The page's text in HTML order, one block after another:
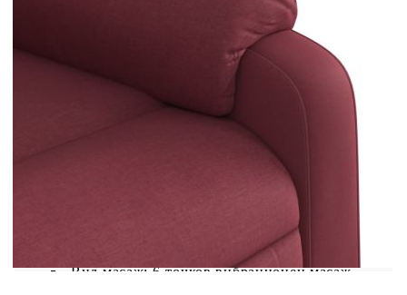
Размери седнало положение: 78 x 92 x 98
Размери в легнало положение: 78 x 149 x
77 см (Ш x Д x В)
Ширина на седалката: 50 см
Дълбочина на седалката: 57 см
Височина на седалката от земята: 42-44 см
Височина на подлакътника от земята: 58 см
Вид масаж: 6-точков вибрационен масаж